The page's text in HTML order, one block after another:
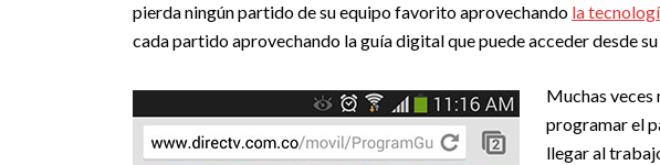
pierda ningún partido de su equipo favorito aprovechando la
cada partido aprovechando la guía digital que puede acceder desde
Muchas veces
programar el
llegar al